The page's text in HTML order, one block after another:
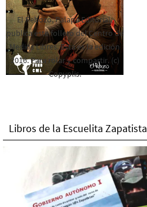
El Rebozo, Palapa Editorial,
publica este folleto del Centro de
Medios Libres. Esta es la edición
2016. Para rolar y compartir. (c)
Copyplis.
Libros de la Escuelita Zapatista